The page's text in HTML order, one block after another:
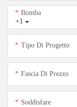
+1
Bomba
Tipo Di Progetto
Fascia Di Prezzo
Soddisfare